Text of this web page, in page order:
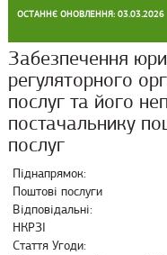
ОСТАННЄ ОНОВЛЕННЯ: 03.03.2026
Забезпечення
регуляторного
послуг та його
постачальнику
послуг
Піднапрямок:
Поштові послуги
Відповідальні:
НКРЗІ
Стаття Угоди: